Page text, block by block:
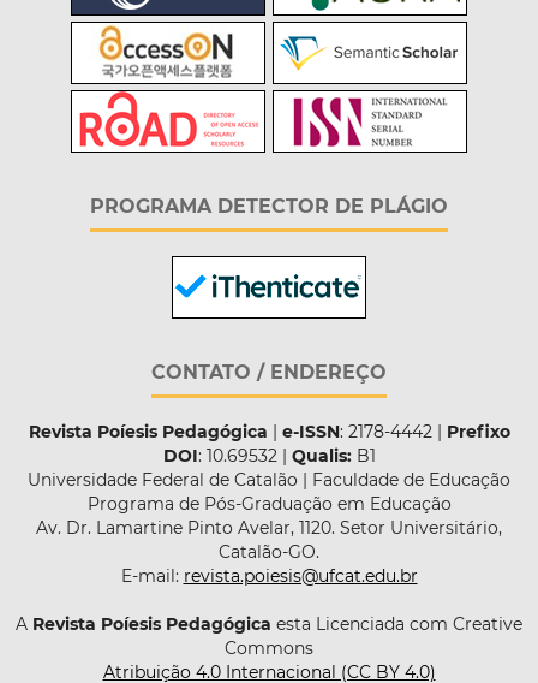
PROGRAMA DETECTOR DE PLÁGIO
CONTATO / ENDEREÇO
Revista Poíesis Pedagógica | e-ISSN: 2178-4442 | Prefixo
DOI: 10.69532 | Qualis:B1
Universidade Federal de Catalão | Faculdade de Educação
Programa de Pós-Graduação em Educação
Av. Dr. Lamartine Pinto Avelar, 1120. Setor Universitário,
Catalão-GO.
E-mail: revista.poiesis@ufcat.edu.br
A Revista Poíesis Pedagógica esta Licenciada com Creative
Commons
Atribuição 4.0 Internacional (CC BY 4.0)